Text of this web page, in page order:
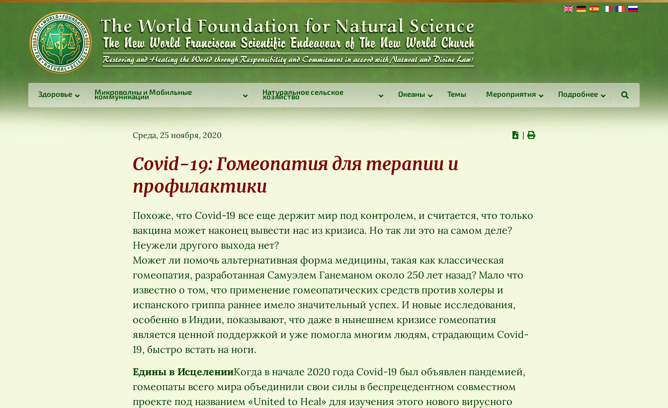
Здоровье Микроволны и Мобильные
коммуникации Натуральное сельское
хозяйство Океаны Темы Мероприятия Подробнее
Среда, 25 ноября, 2020 ∣
Covid-19: Гомеопатия для терапии и
профилактики
Похоже, что Covid-19 все еще держит мир под контролем, и считается, что только
вакцина может наконец вывести нас из кризиса. Но так ли это на самом деле?
Неужели другого выхода нет?
Может ли помочь альтернативная форма медицины, такая как классическая
гомеопатия, разработанная Самуэлем Ганеманом около 250 лет назад? Мало что
известно о том, что применение гомеопатических средств против холеры и
испанского гриппа раннее имело значительный успех. И новые исследования,
особенно в Индии, показывают, что даже в нынешнем кризисе гомеопатия
является ценной поддержкой и уже помогла многим людям, страдающим Covid-
19, быстро встать на ноги.
Едины в ИсцеленииКогда в начале 2020 года Covid-19 был объявлен пандемией,
гомеопаты всего мира объединили свои силы в беспрецедентном совместном
проекте под названием «United to Heal» для изучения этого нового вирусного